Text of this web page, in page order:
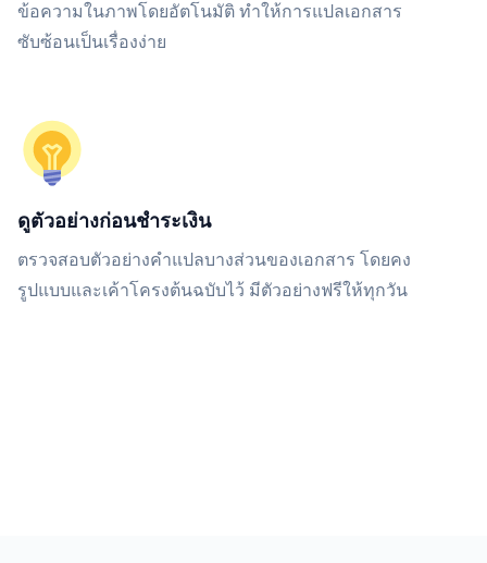
ข้อความในภาพโดยอัตโนมัติ ทำให้การแปลเอกสาร
ซับซ้อนเป็นเรื่องง่าย
ดูตัวอย่างก่อนชำระเงิน
ตรวจสอบตัวอย่างคำแปลบางส่วนของเอกสาร โดยคง
รูปแบบและเค้าโครงต้นฉบับไว้ มีตัวอย่างฟรีให้ทุกวัน